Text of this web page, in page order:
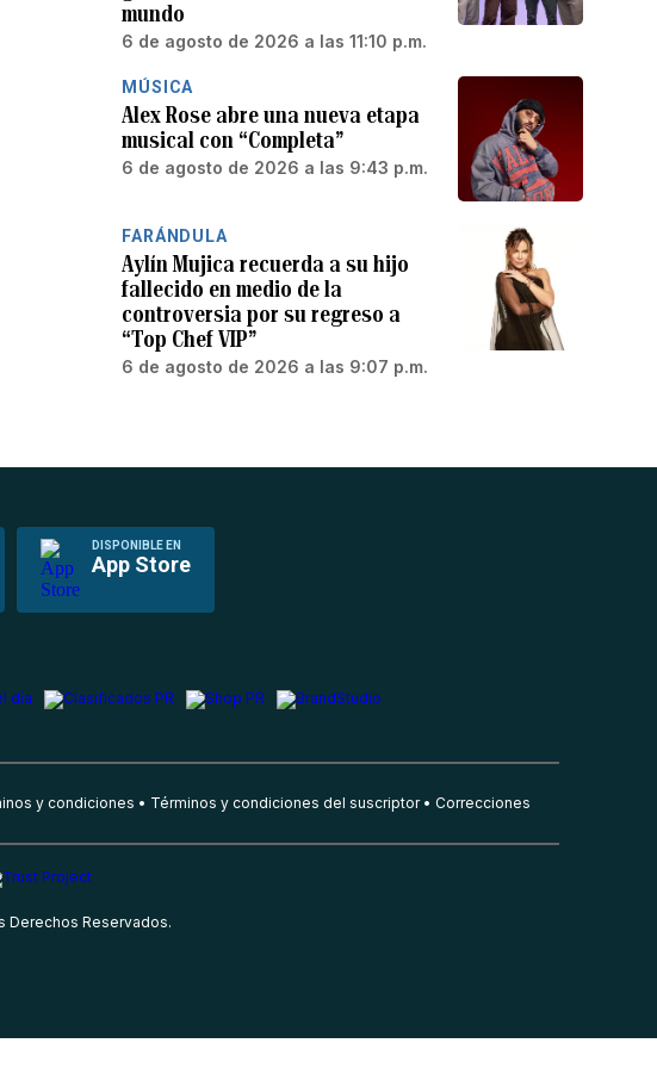
mundo
6 de agosto de 2026 a las 11:10 p.m.
MÚSICA
Alex Rose abre una nueva etapa
musical con “Completa”
6 de agosto de 2026 a las 9:43 p.m.
FARÁNDULA
Aylín Mujica recuerda a su hijo
fallecido en medio de la
controversia por su regreso a
“Top Chef VIP”
6 de agosto de 2026 a las 9:07 p.m.
DISPONIBLE EN
App Store
y condiciones Términos y condiciones del suscriptor Correcciones
Derechos Reservados.